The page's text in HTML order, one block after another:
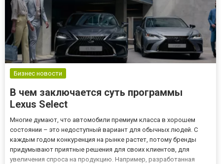
Бизнес новости
В чем заключается суть программы
Lexus Select
Многие думают, что автомобили премиум класса в хорошем
состоянии – это недоступный вариант для обычных людей. С
каждым годом конкуренция на рынке растет, потому бренды
придумывают приятные решения для своих клиентов, для
увеличения спроса на продукцию. Например, разработанная